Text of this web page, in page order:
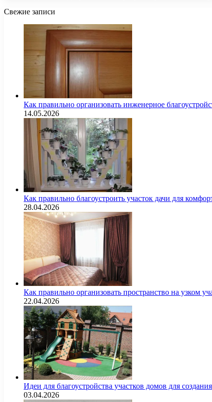
Свежие записи
Как правильно организовать инженерное
14.05.2026
Как правильно благоустроить участок дачи для
28.04.2026
Как правильно организовать пространство на узком
22.04.2026
Идеи для благоустройства участков домов для
03.04.2026